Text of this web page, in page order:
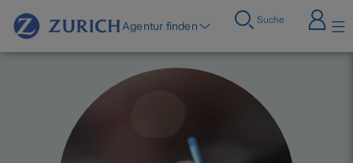
Agentur finden Suche